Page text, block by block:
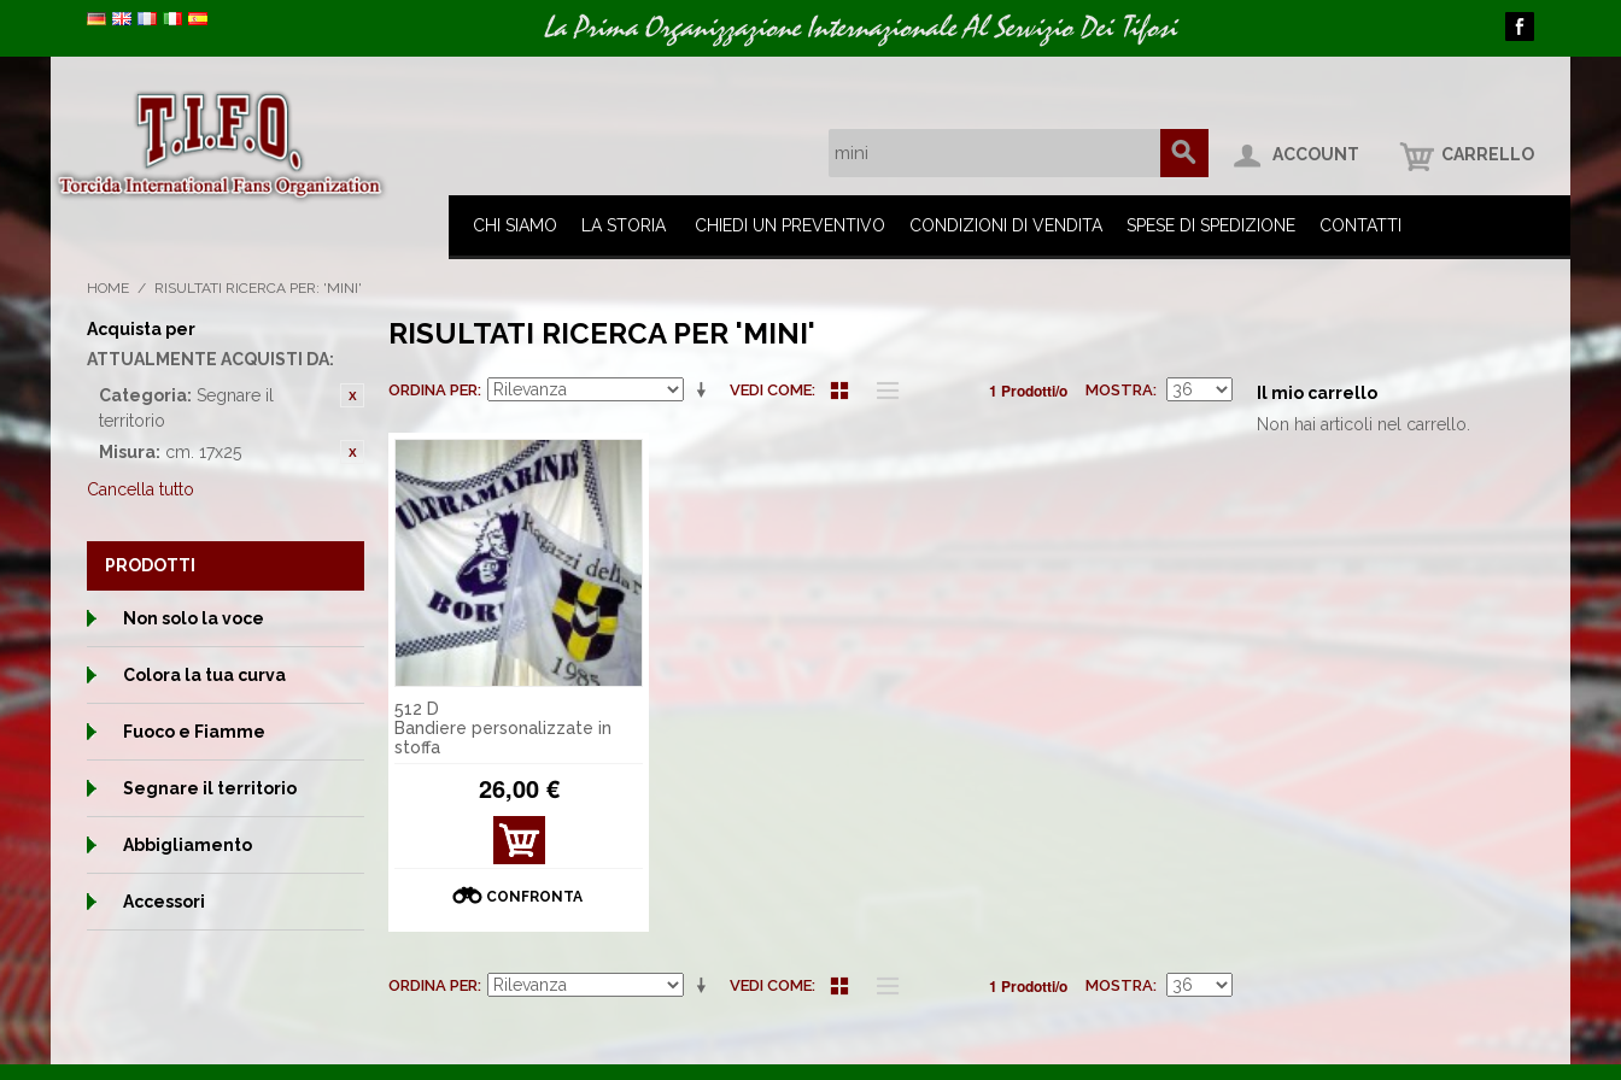
La Prima Organizzazione Internazionale Al Servizio Dei Tifosi
ACCOUNT CARRELLO
CHI SIAMO LA STORIA CHIEDI UN PREVENTIVO CONDIZIONI DI VENDITA SPESE DI SPEDIZIONE CONTATTI
HOME / RISULTATI RICERCA PER: 'MINI'
Acquista per
ATTUALMENTE ACQUISTI DA:
Categoria: Segnare il
territorio
Misura: cm. 17x25
Cancella tutto
RISULTATI RICERCA PER 'MINI'
VEDI COME
ORDINA PER 1 Prodotti/o MOSTRA
512 D
Bandiere personalizzate in
stoffa
26,00 €
MOS
TRA
TAGL
I
CONFRONTA
VEDI COME
ORDINA PER 1 Prodotti/o MOSTRA
PRODOTTI
Non solo la voce
Colora la tua curva
Fuoco e Fiamme
Segnare il territorio
Abbigliamento
Accessori
Il mio carrello
Non hai articoli nel carrello.